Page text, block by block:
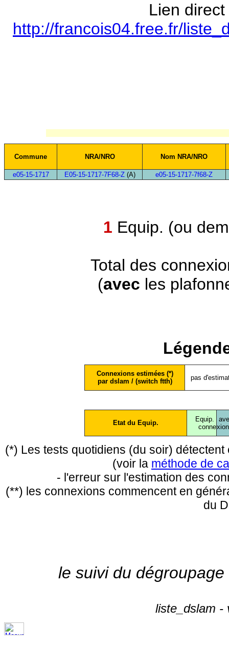
Lien
http://francois04.free.fr/
Commune NRA/NRO Nom NRA/NRO
e05-15-1717 E05-15-1717-7F68-Z(A) e05-15-1717-7f68-Z
1 Equip. (ou
Total des
(avec les
Connexions estimées (*)
par dslam / (switch ftth)
pas
Etat du Equip.
Equip.
conne
(*) Les tests quotidiens (du soir)
(voir la méthode de
- l'erreur sur l'estimation des
(**) les connexions commencent en
du
le suivi du
liste_dslam -